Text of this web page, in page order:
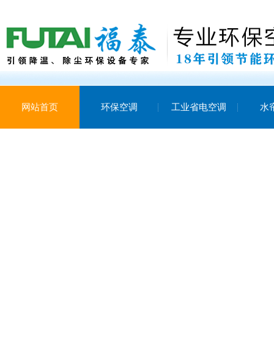
网站首页 环保空调 工业省电空调 水